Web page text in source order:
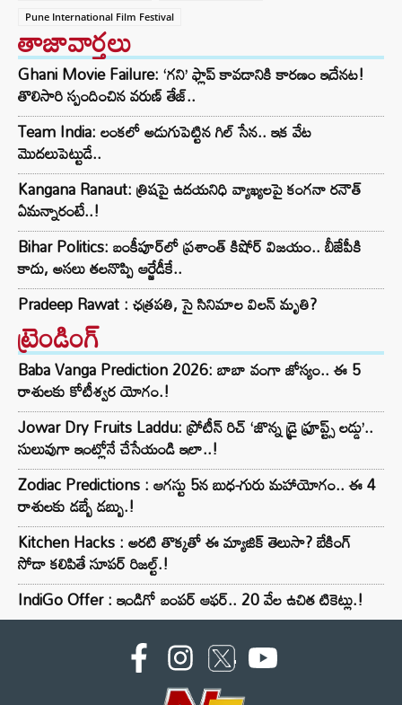
Pune International Film Festival
తాజావార్తలు
Ghani Movie Failure: ‘గని’ ఫ్లాప్‌ కావడానికి కారణం ఇదేనట!
తొలిసారి స్పందించిన వరుణ్ తేజ్..
Team India: లంకలో అడుగుపెట్టిన గిల్ సేన.. ఇక వేట
మొదలుపెట్టుడే..
Kangana Ranaut: త్రిషపై ఉదయనిధి వ్యాఖ్యలపై కంగనా రనౌత్
ఏమన్నారంటే..!
Bihar Politics: బంకీపూర్‌లో ప్రశాంత్ కిషోర్ విజయం.. బీజేపీకి
కాదు, అసలు తలనొప్పి ఆర్జేడీకే..
Pradeep Rawat : ఛత్రపతి, సై సినిమాల విలన్ మృతి?
ట్రెండింగ్‌
Baba Vanga Prediction 2026: బాబా వంగా జోస్యం.. ఈ 5
రాశులకు కోటీశ్వర యోగం.!
Jowar Dry Fruits Laddu: ప్రోటీన్ రిచ్ ‘జొన్న డ్రై ఫ్రూప్ట్స్ లడ్డు’..
సులువుగా ఇంట్లోనే చేసేయండి ఇలా..!
Zodiac Predictions : ఆగస్టు 5న బుధ-గురు మహాయోగం.. ఈ 4
రాశులకు డబ్బే డబ్బు.!
Kitchen Hacks : అరటి తొక్కతో ఈ మ్యాజిక్ తెలుసా? బేకింగ్
సోడా కలిపితే సూపర్ రిజల్ట్.!
IndiGo Offer : ఇండిగో బంపర్ ఆఫర్.. 20 వేల ఉచిత టికెట్లు.!